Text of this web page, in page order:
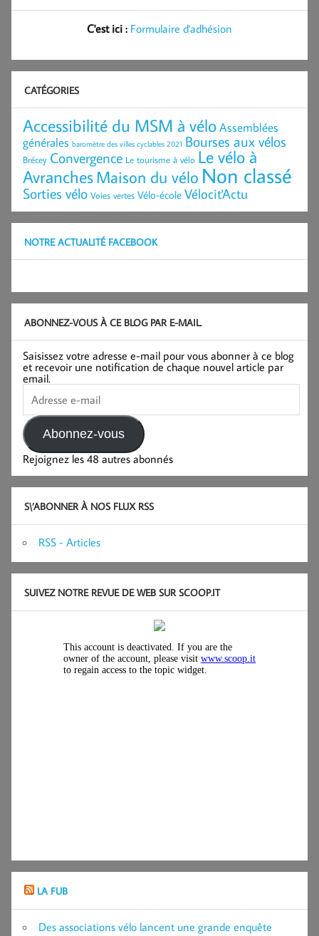
C'est ici : Formulaire d'adhésion
CATÉGORIES
Accessibilité du MSM à véloAssemblées
générales baromètre des villes cyclables 2021 Bourses aux vélos
Brécey Convergence Le tourisme à vélo Le vélo à
AvranchesMaison du vélo Non classé
Sorties vélo Voies vertes Vélo-école Vélocit'Actu
NOTRE ACTUALITÉ FACEBOOK
ABONNEZ-VOUS À CE BLOG PAR E-MAIL.
Saisissez votre adresse e-mail pour vous abonner à ce blog
et recevoir une notification de chaque nouvel article par
email.
Adresse
e-
mail
Abonnez-vous
Rejoignez les 48 autres abonnés
S\’ABONNER À NOS FLUX RSS
RSS - Articles
SUIVEZ NOTRE REVUE DE WEB SUR SCOOP.IT
LA FUB
Des associations vélo lancent une grande enquête